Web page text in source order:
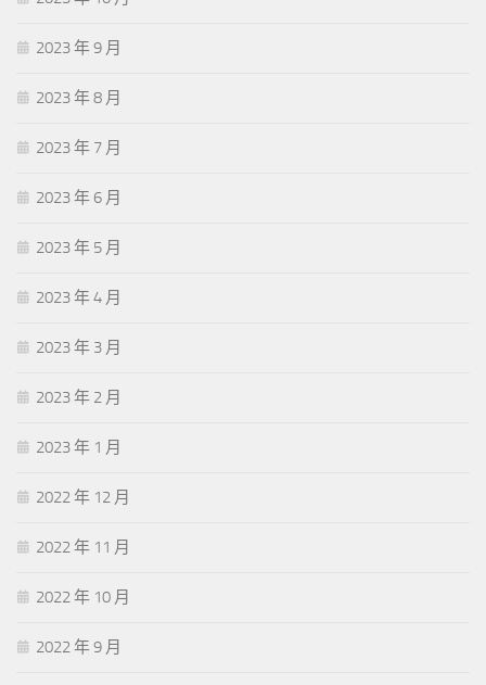
2023 年 9 月
2023 年 8 月
2023 年 7 月
2023 年 6 月
2023 年 5 月
2023 年 4 月
2023 年 3 月
2023 年 2 月
2023 年 1 月
2022 年 12 月
2022 年 11 月
2022 年 10 月
2022 年 9 月